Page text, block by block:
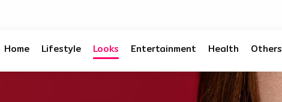
Home Lifestyle Looks Entertainment Health Others